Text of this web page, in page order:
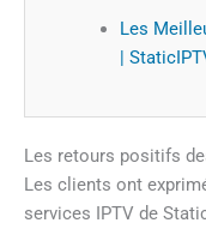
Les
|
Les retours positifs
Les clients ont
services IPTV de